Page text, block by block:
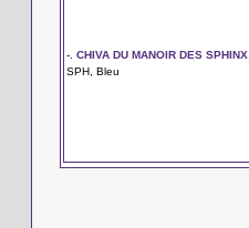
-. CHIVA DU MANOIR DES SPHINX
SPH, Bleu